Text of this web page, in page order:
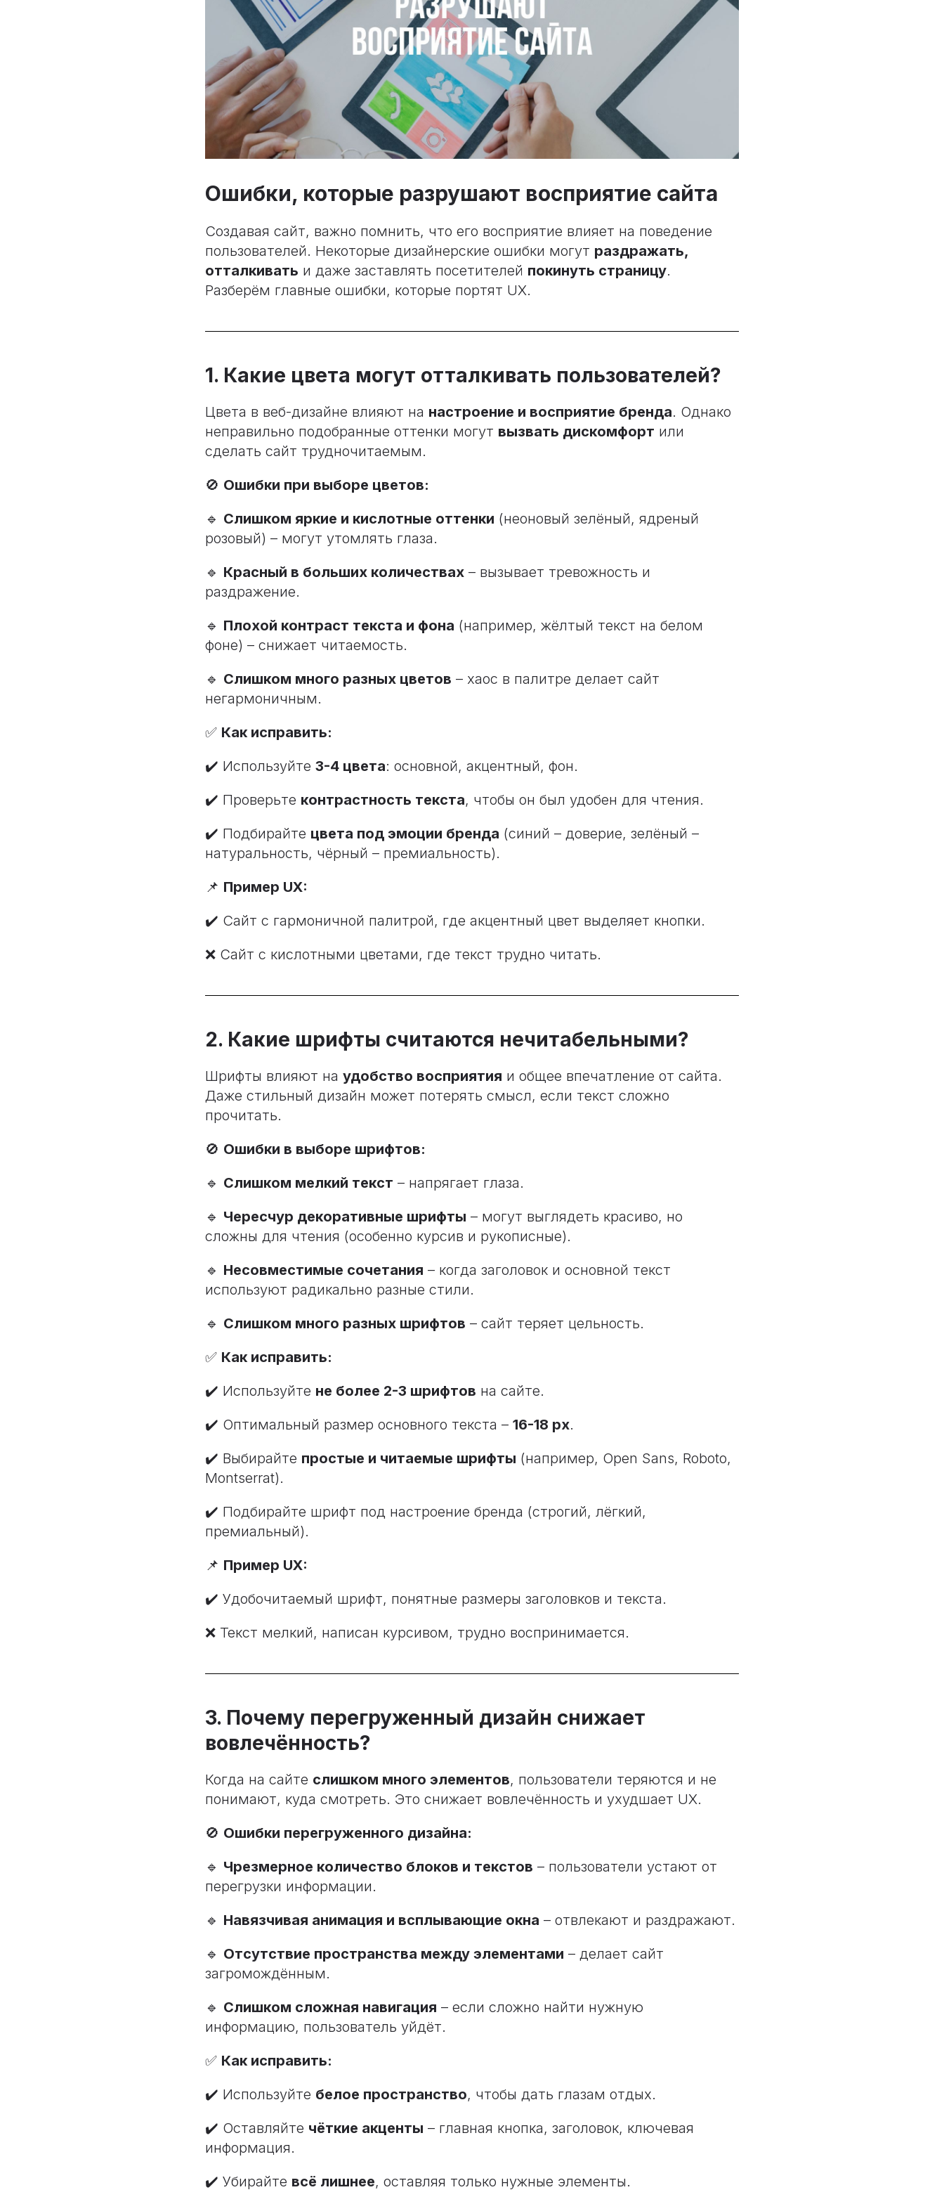
Ошибки, которые разрушают восприятие сайта
Создавая сайт, важно помнить, что его восприятие влияет на поведение
пользователей. Некоторые дизайнерские ошибки могут раздражать,
отталкивать и даже заставлять посетителей покинуть страницу.
Разберём главные ошибки, которые портят UX.
1. Какие цвета могут отталкивать пользователей?
Цвета в веб-дизайне влияют на настроение и восприятие бренда. Однако
неправильно подобранные оттенки могут вызвать дискомфорт или
сделать сайт трудночитаемым.
🚫 Ошибки при выборе цветов:
🔹 Слишком яркие и кислотные оттенки (неоновый зелёный, ядреный
розовый) – могут утомлять глаза.
🔹 Красный в больших количествах – вызывает тревожность и
раздражение.
🔹 Плохой контраст текста и фона (например, жёлтый текст на белом
фоне) – снижает читаемость.
🔹 Слишком много разных цветов – хаос в палитре делает сайт
негармоничным.
✅ Как исправить:
✔️ Используйте 3-4 цвета: основной, акцентный, фон.
✔️ Проверьте контрастность текста, чтобы он был удобен для чтения.
✔️ Подбирайте цвета под эмоции бренда (синий – доверие, зелёный –
натуральность, чёрный – премиальность).
📌 Пример UX:
✔️ Сайт с гармоничной палитрой, где акцентный цвет выделяет кнопки.
❌ Сайт с кислотными цветами, где текст трудно читать.
2. Какие шрифты считаются нечитабельными?
Шрифты влияют на удобство восприятия и общее впечатление от сайта.
Даже стильный дизайн может потерять смысл, если текст сложно
прочитать.
🚫 Ошибки в выборе шрифтов:
🔹 Слишком мелкий текст – напрягает глаза.
🔹 Чересчур декоративные шрифты – могут выглядеть красиво, но
сложны для чтения (особенно курсив и рукописные).
🔹 Несовместимые сочетания – когда заголовок и основной текст
используют радикально разные стили.
🔹 Слишком много разных шрифтов – сайт теряет цельность.
✅ Как исправить:
✔️ Используйте не более 2-3 шрифтов на сайте.
✔️ Оптимальный размер основного текста – 16-18 px.
✔️ Выбирайте простые и читаемые шрифты (например, Open Sans, Roboto,
Montserrat).
✔️ Подбирайте шрифт под настроение бренда (строгий, лёгкий,
премиальный).
📌 Пример UX:
✔️ Удобочитаемый шрифт, понятные размеры заголовков и текста.
❌ Текст мелкий, написан курсивом, трудно воспринимается.
3. Почему перегруженный дизайн снижает
вовлечённость?
Когда на сайте слишком много элементов, пользователи теряются и не
понимают, куда смотреть. Это снижает вовлечённость и ухудшает UX.
🚫 Ошибки перегруженного дизайна:
🔹 Чрезмерное количество блоков и текстов – пользователи устают от
перегрузки информации.
🔹 Навязчивая анимация и всплывающие окна – отвлекают и раздражают.
🔹 Отсутствие пространства между элементами – делает сайт
загромождённым.
🔹 Слишком сложная навигация – если сложно найти нужную
информацию, пользователь уйдёт.
✅ Как исправить:
✔️ Используйте белое пространство, чтобы дать глазам отдых.
✔️ Оставляйте чёткие акценты – главная кнопка, заголовок, ключевая
информация.
✔️ Убирайте всё лишнее, оставляя только нужные элементы.